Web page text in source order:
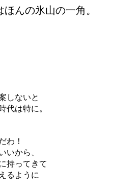
んの氷山の一角。
しないと
代は特に。
わ！
いから、
持ってきて
るように